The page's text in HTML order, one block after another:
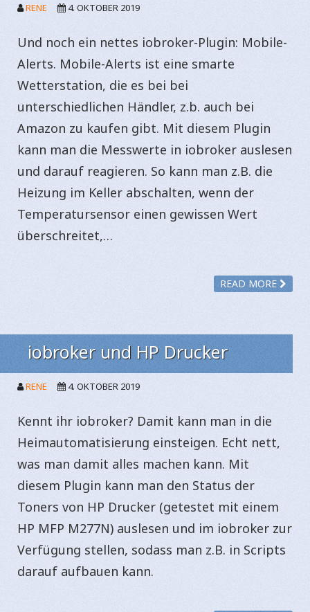
RENE 4. OKTOBER 2019
Und noch ein nettes iobroker-Plugin: Mobile-
Alerts. Mobile-Alerts ist eine smarte
Wetterstation, die es bei bei
unterschiedlichen Händler, z.b. auch bei
Amazon zu kaufen gibt. Mit diesem Plugin
kann man die Messwerte in iobroker auslesen
und darauf reagieren. So kann man z.B. die
Heizung im Keller abschalten, wenn der
Temperatursensor einen gewissen Wert
überschreitet,…
READ MORE
iobroker und HP Drucker
RENE 4. OKTOBER 2019
Kennt ihr iobroker? Damit kann man in die
Heimautomatisierung einsteigen. Echt nett,
was man damit alles machen kann. Mit
diesem Plugin kann man den Status der
Toners von HP Drucker (getestet mit einem
HP MFP M277N) auslesen und im iobroker zur
Verfügung stellen, sodass man z.B. in Scripts
darauf aufbauen kann.